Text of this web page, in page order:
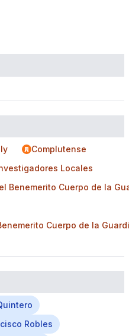
Complutense
Locales
Benemerito Cuerpo de la
Cuerpo de la
Robles